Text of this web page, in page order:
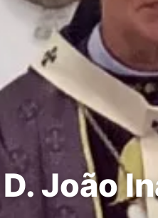
João